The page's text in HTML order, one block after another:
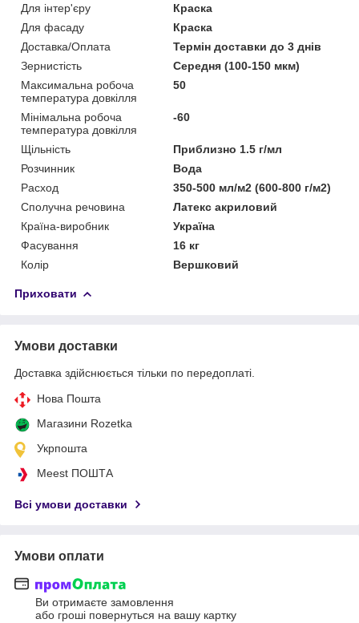
Для інтер'єру
Краска
Для фасаду
Краска
Доставка/Оплата
Термін доставки до 3 днів
Зернистість
Середня (100-150 мкм)
Максимальна робоча
температура довкілля
50
Мінімальна робоча
температура довкілля
-60
Щільність
Приблизно 1.5 г/мл
Розчинник
Вода
Расход
350-500 мл/м2 (600-800 г/м2)
Сполучна речовина
Латекс акриловий
Країна-виробник
Україна
Фасування
16 кг
Колір
Вершковий
Приховати
Умови доставки
Доставка здійснюється тільки по передоплаті.
Нова Пошта
Магазини Rozetka
Укрпошта
Meest ПОШТА
Всі умови доставки
Умови оплати
Ви отримаєте замовлення
або гроші повернуться на вашу картку